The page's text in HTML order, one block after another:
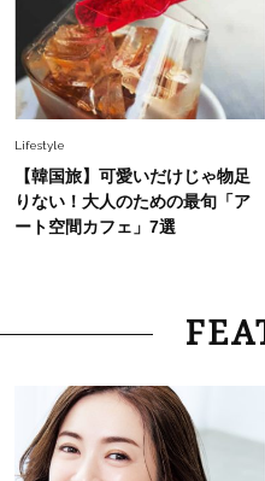
Lifestyle
【韓国旅】可愛いだけじゃ物足
りない！大人のための最旬「ア
ート空間カフェ」7選